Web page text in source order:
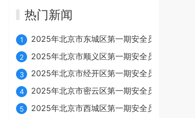
热门新闻
1 2025年北京市东城区第一期安全员续期10月
2 2025年北京市顺义区第一期安全员续期10月
3 2025年北京市经开区第一期安全员续期10月
4 2025年北京市密云区第一期安全员续期10月
5 2025年北京市西城区第一期安全员续期10月